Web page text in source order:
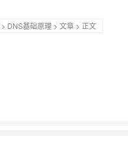
> DNS基础原理 > 文章 > 正文